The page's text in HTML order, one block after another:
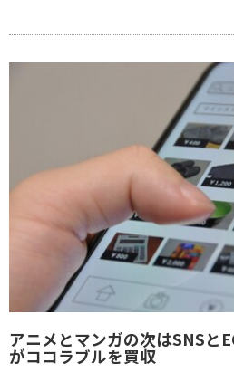
アニメとマンガの次はSNSと
がココラブルを買収